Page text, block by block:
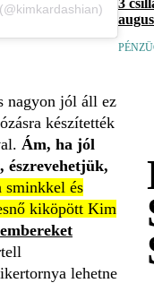
nagyon jól áll ez
készítették
Ám, ha jól
észrevehetjük,
sminkkel és
kiköpött Kim
embereket
lehetne